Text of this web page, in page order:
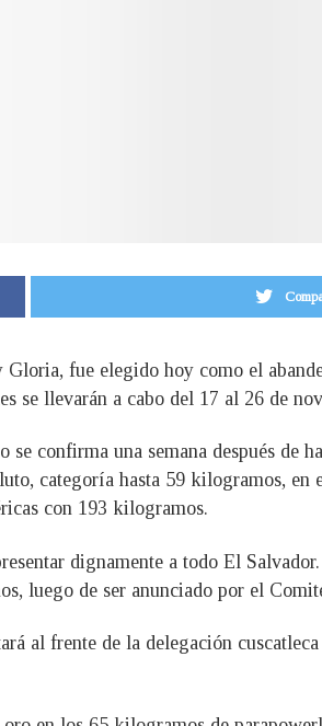
fue elegido hoy como el
se llevarán a cabo del 17 al 26 de
confirma una semana después de
categoría hasta 59 kilogramos,
con 193 kilogramos.
dignamente a todo El
luego de ser anunciado por el
al frente de la delegación